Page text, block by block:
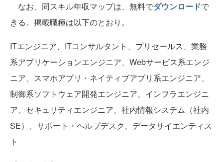
なお、同スキル年収マップは、無料でダウンロードで
きる。掲載職種は以下のとおり。
ITエンジニア、ITコンサルタント、プリセールス、業務
系アプリケーションエンジニア、Webサービス系エンジ
ニア、スマホアプリ・ネイティブアプリ系エンジニア、
制御系ソフトウェア開発エンジニア、インフラエンジニ
ア、セキュリティエンジニア、社内情報システム（社内
SE）、サポート・ヘルプデスク、データサイエンティス
ト